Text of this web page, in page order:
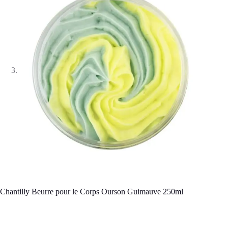
Chantilly Beurre pour le Corps Ourson Guimauve 250ml